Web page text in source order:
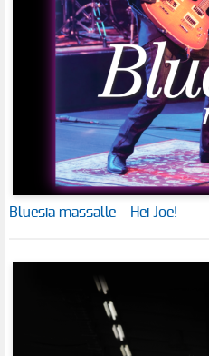
Bluesia massalle – Hei Joe!